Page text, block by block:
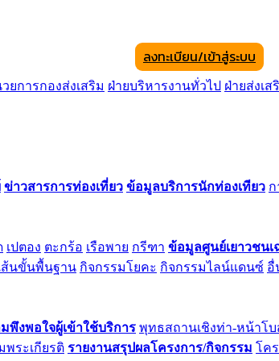
ยการกองส่งเสริม ฝ่ายบริหารงานทั่วไป ฝ่ายส่งเ
ข่าวสารการท่องเที่ยว ข้อมูลบริการนักท่องเทียว ก
เปตอง ตะกร้อ เรือพาย กรีฑา ข้อมูลศูนย์เยาวชนเ
ส้นขั้นพื้นฐาน กิจกรรมโยคะ กิจกรรมไลน์แดนซ์ อื่
พึงพอใจผู้เข้าใช้บริการ พุทธสถานเชิงท่า-หน้าโบ
พระเกียรติ รายงานสรุปผลโครงการ/กิจกรรม โค
ลงทะเบียน/เข้าสู่ระบบ